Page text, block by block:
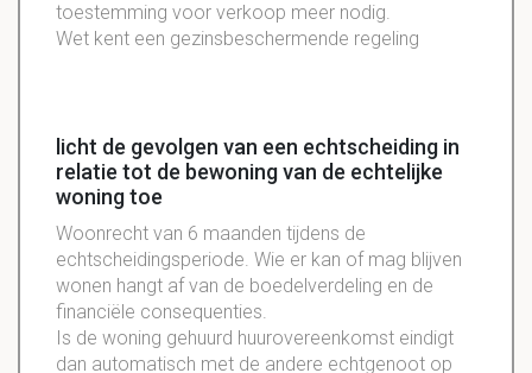
toestemming voor verkoop meer nodig.
Wet kent een gezinsbeschermende regeling
licht de gevolgen van een echtscheiding in
relatie tot de bewoning van de echtelijke
woning toe
Woonrecht van 6 maanden tijdens de
echtscheidingsperiode. Wie er kan of mag blijven
wonen hangt af van de boedelverdeling en de
financiële consequenties.
Is de woning gehuurd huurovereenkomst eindigt
dan automatisch met de andere echtgenoot op